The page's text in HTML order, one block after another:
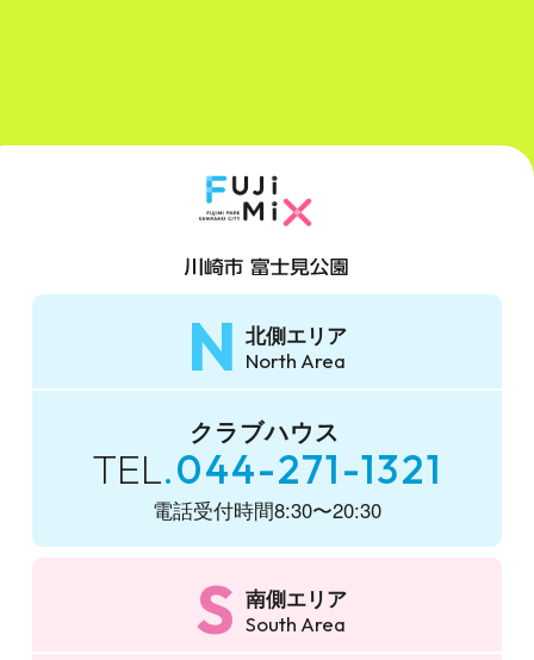
N 北側エリア
North Area
クラブハウス
TEL 044-271-1321
電話受付時間8:30〜20:30
S 南側エリア
South Area